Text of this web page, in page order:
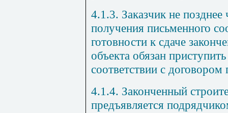
4.1.3. Заказчик не
получения письменного
готовности к сдаче
объекта обязан
соответствии с договором
4.1.4. Законченный
предъявляется